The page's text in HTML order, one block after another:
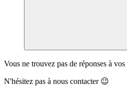
Vous ne trouvez pas de réponses à
N'hésitez pas à nous contacter 😉